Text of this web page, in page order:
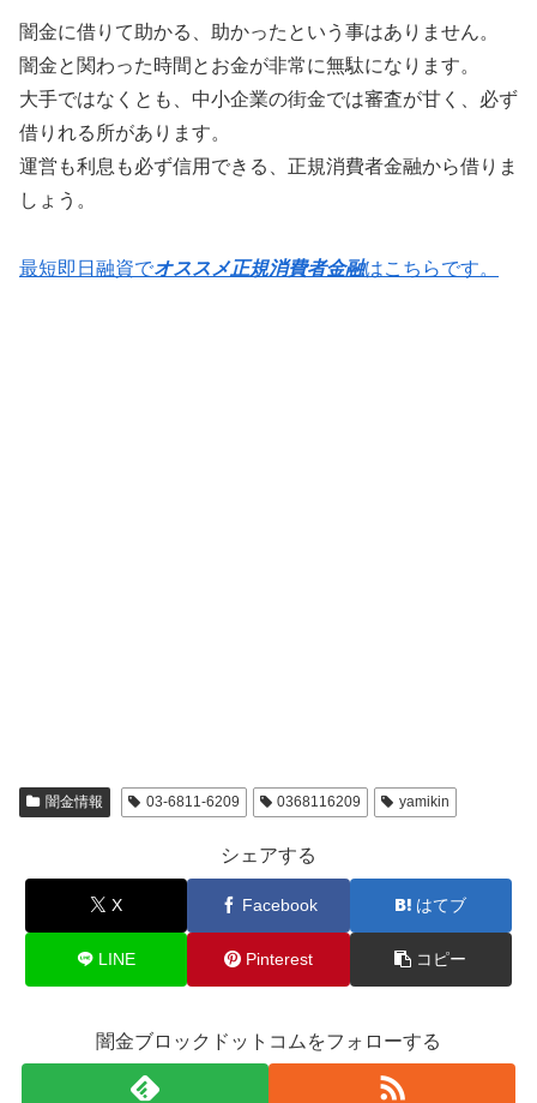
闇金に借りて助かる、助かったという事はありません。
闇金と関わった時間とお金が非常に無駄になります。
大手ではなくとも、中小企業の街金では審査が甘く、必ず
借りれる所があります。
運営も利息も必ず信用できる、正規消費者金融から借りま
しょう。
最短即日融資でオススメ正規消費者金融はこちらです。
闇金情報 03-6811-6209 0368116209 yamikin
シェアする
X Facebook はてブ
LINE Pinterest コピー
闇金ブロックドットコムをフォローする